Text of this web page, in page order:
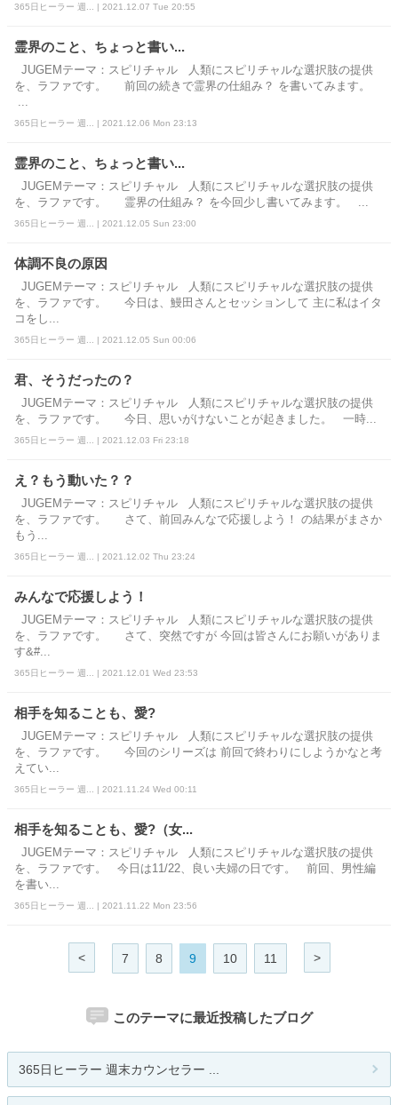
365日ヒーラー 週... | 2021.12.07 Tue 20:55
霊界のこと、ちょっと書い...
JUGEMテーマ：スピリチャル 人類にスピリチャルな選択肢の提供
を、ラファです。 前回の続きで霊界の仕組み？ を書いてみます。
365日ヒーラー 週... | 2021.12.06 Mon 23:13
霊界のこと、ちょっと書い...
JUGEMテーマ：スピリチャル 人類にスピリチャルな選択肢の提供
を、ラファです。 霊界の仕組み？ を今回少し書いてみます。 ...
365日ヒーラー 週... | 2021.12.05 Sun 23:00
体調不良の原因
JUGEMテーマ：スピリチャル 人類にスピリチャルな選択肢の提供
を、ラファです。 今日は、鰻田さんとセッションして 主に私はイタ
コをし...
365日ヒーラー 週... | 2021.12.05 Sun 00:06
君、そうだったの？
JUGEMテーマ：スピリチャル 人類にスピリチャルな選択肢の提供
を、ラファです。 今日、思いがけないことが起きました。 一時...
365日ヒーラー 週... | 2021.12.03 Fri 23:18
え？もう動いた？？
JUGEMテーマ：スピリチャル 人類にスピリチャルな選択肢の提供
を、ラファです。 さて、前回みんなで応援しよう！ の結果がまさか
もう...
365日ヒーラー 週... | 2021.12.02 Thu 23:24
みんなで応援しよう！
JUGEMテーマ：スピリチャル 人類にスピリチャルな選択肢の提供
を、ラファです。 さて、突然ですが 今回は皆さんにお願いがありま
す&#...
365日ヒーラー 週... | 2021.12.01 Wed 23:53
相手を知ることも、愛?
JUGEMテーマ：スピリチャル 人類にスピリチャルな選択肢の提供
を、ラファです。 今回のシリーズは 前回で終わりにしようかなと考
えてい...
365日ヒーラー 週... | 2021.11.24 Wed 00:11
相手を知ることも、愛?（女...
JUGEMテーマ：スピリチャル 人類にスピリチャルな選択肢の提供
を、ラファです。 今日は11/22、良い夫婦の日です。 前回、男性編
を書い...
365日ヒーラー 週... | 2021.11.22 Mon 23:56
< 7 8 9 10 11 >
このテーマに最近投稿したブログ
365日ヒーラー 週末カウンセラー ...